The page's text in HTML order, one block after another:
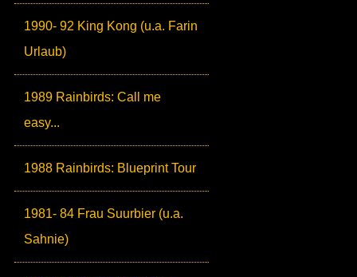
1990- 92 King Kong (u.a. Farin
Urlaub)
1989 Rainbirds: Call me
easy...
1988 Rainbirds: Blueprint Tour
1981- 84 Frau Suurbier (u.a.
Sahnie)